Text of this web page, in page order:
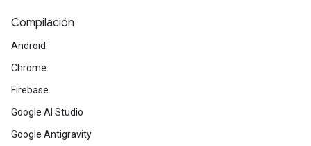
Compilación
Android
Chrome
Firebase
Google AI Studio
Google Antigravity